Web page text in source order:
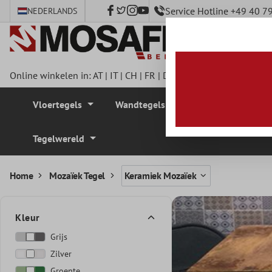
hoofdinhoud
NEDERLANDS Service Hotline +49 40
Online winkelen in:AT| IT| CH | FR | DE
Vloertegels Wandtegels
Tegelwereld
Home Mozaïek Tegel Keramiek Mozaïek
Kleur
Grijs
Zilver